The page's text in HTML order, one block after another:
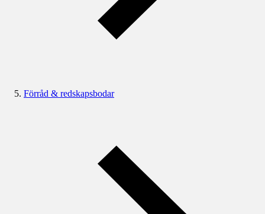
Förråd & redskapsbodar